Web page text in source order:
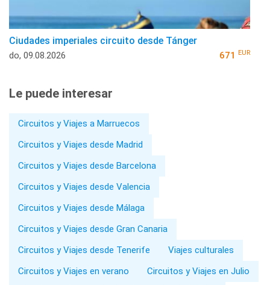
Ciudades imperiales circuito desde Tánger
do, 09.08.2026 671 EUR
Le puede interesar
Circuitos y Viajes a Marruecos
Circuitos y Viajes desde Madrid
Circuitos y Viajes desde Barcelona
Circuitos y Viajes desde Valencia
Circuitos y Viajes desde Málaga
Circuitos y Viajes desde Gran Canaria
Circuitos y Viajes desde Tenerife
Viajes culturales
Circuitos y Viajes en verano
Circuitos y Viajes en Julio